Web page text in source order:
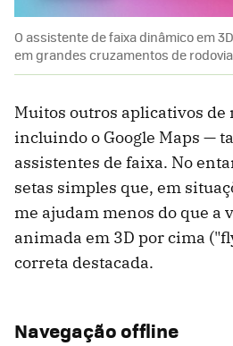
O assistente de faixa dinâmico em
em grandes cruzamentos de
Muitos outros aplicativos de
incluindo o Google Maps —
assistentes de faixa. No
setas simples que, em
me ajudam menos do que a
animada em 3D por cima
correta destacada.
Navegação offline